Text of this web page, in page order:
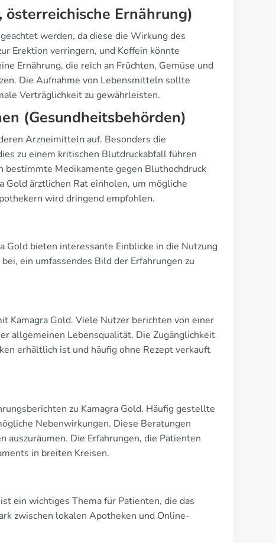
Ernährung)
werden, da diese die Wirkung des
Erektion verringern, und Koffein könnte
Ernährung, die reich an Früchten, Gemüse und
Die Aufnahme von Lebensmitteln sollte
Verträglichkeit zu gewährleisten.
(Gesundheitsbehörden)
Arzneimitteln auf. Besonders die
zu einem kritischen Blutdruckabfall führen
bestimmte Medikamente gegen Bluthochdruck
Gold ärztlichen Rat einholen, um mögliche
wird dringend empfohlen.
Gold bieten interessante Einblicke in die Nutzung
ein umfassendes Bild der Erfahrungen zu
Kamagra Gold. Viele Nutzer berichten von einer
allgemeinen Lebensqualität. Die Zugänglichkeit
erhältlich ist und häufig ohne Rezept verkauft
zu Kamagra Gold. Häufig gestellte
Nebenwirkungen. Diese Beratungen
auszuräumen. Die Erfahrungen, die Patienten
in breiten Kreisen.
ein wichtiges Thema für Patienten, die das
zwischen lokalen Apotheken und Online-